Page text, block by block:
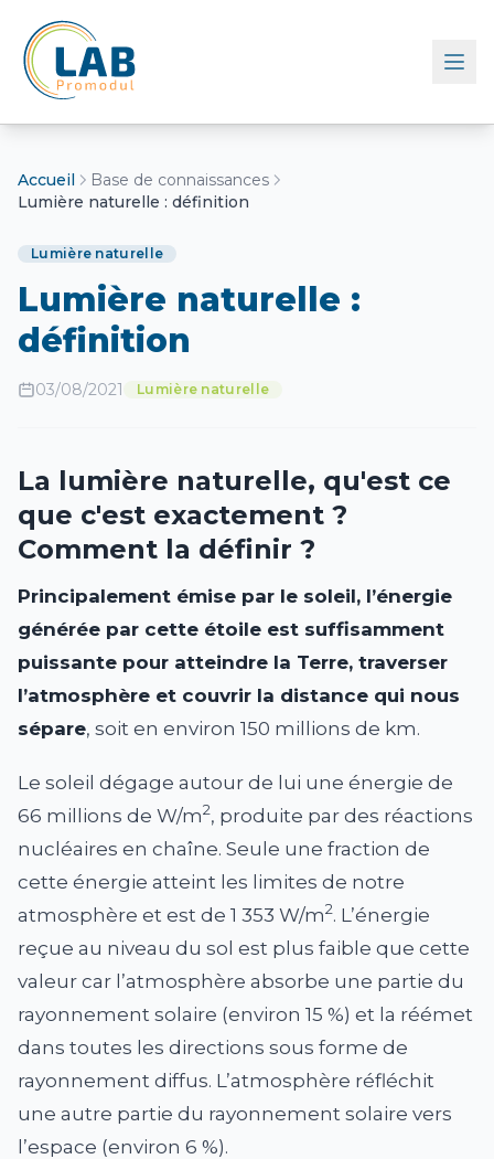
Retour à l'accueil
Accueil
Base de connaissances
Lumière naturelle : définition
Lumière naturelle
Lumière naturelle :
définition
03/08/2021 Lumière naturelle
La lumière naturelle, qu'est ce
que c'est exactement ?
Comment la définir ?
Principalement émise par le soleil, l’énergie
générée par cette étoile est suffisamment
puissante pour atteindre la Terre, traverser
l’atmosphère et couvrir la distance qui nous
sépare, soit en environ 150 millions de km.
Le soleil dégage autour de lui une énergie de
66 millions de W/m2, produite par des réactions
nucléaires en chaîne. Seule une fraction de
cette énergie atteint les limites de notre
atmosphère et est de 1 353 W/m2. L’énergie
reçue au niveau du sol est plus faible que cette
valeur car l’atmosphère absorbe une partie du
rayonnement solaire (environ 15 %) et la réémet
dans toutes les directions sous forme de
rayonnement diffus. L’atmosphère réfléchit
une autre partie du rayonnement solaire vers
l’espace (environ 6 %).